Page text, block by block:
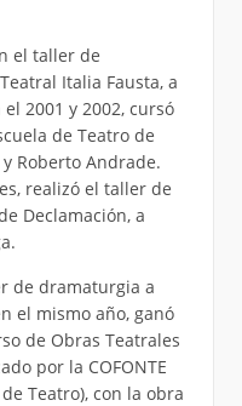
el taller de
Italia Fausta, a
2001 y 2002, cursó
de Teatro de
Roberto Andrade.
realizó el taller de
Declamación, a
de dramaturgia a
el mismo año, ganó
de Obras Teatrales
por la COFONTE
Teatro), con la obra